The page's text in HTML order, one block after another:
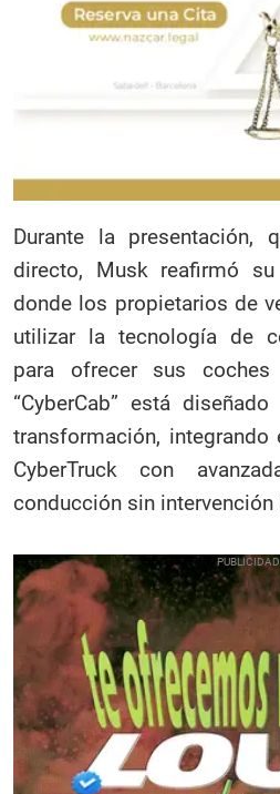
Durante la presentación,
directo, Musk reafirmó
donde los propietarios de
utilizar la tecnología de
para ofrecer sus
“CyberCab” está
transformación,
CyberTruck con
conducción sin intervención